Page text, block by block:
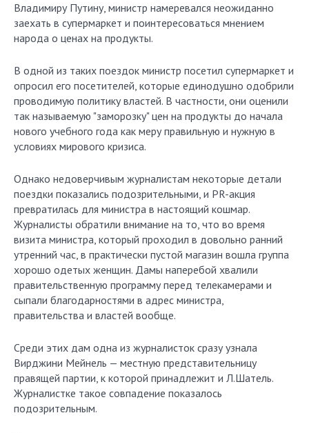
Владимиру Путину, министр намеревался неожиданно
заехать в супермаркет и поинтересоваться мнением
народа о ценах на продукты.
В одной из таких поездок министр посетил супермаркет и
опросил его посетителей, которые единодушно одобрили
проводимую политику властей. В частности, они оценили
так называемую "заморозку" цен на продукты до начала
нового учебного года как меру правильную и нужную в
условиях мирового кризиса.
Однако недоверчивым журналистам некоторые детали
поездки показались подозрительными, и PR-акция
превратилась для министра в настоящий кошмар.
Журналисты обратили внимание на то, что во время
визита министра, который проходил в довольно ранний
утренний час, в практически пустой магазин вошла группа
хорошо одетых женщин. Дамы наперебой хвалили
правительственную программу перед телекамерами и
сыпали благодарностями в адрес министра,
правительства и властей вообще.
Среди этих дам одна из журналисток сразу узнала
Вирджини Мейнель — местную представительницу
правящей партии, к которой принадлежит и Л.Шатель.
Журналистке такое совпадение показалось
подозрительным.